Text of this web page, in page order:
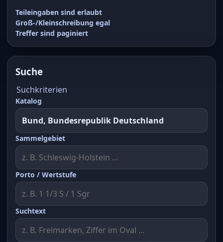
Teileingaben sind erlaubt
Groß-/Kleinschreibung egal
Treffer sind paginiert
Suche
Suchkriterien
Katalog
Sammelgebiet
Porto / Wertstufe
Suchtext